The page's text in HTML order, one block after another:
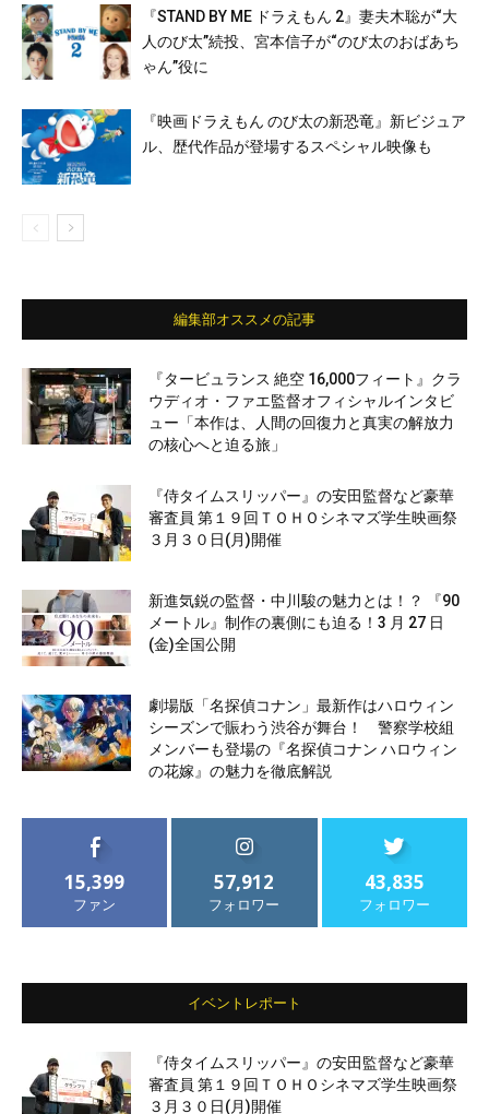
『STAND BY ME ドラえもん 2』妻夫木聡が“大
人のび太”続投、宮本信子が“のび太のおばあち
ゃん”役に
『映画ドラえもん のび太の新恐竜』新ビジュア
ル、歴代作品が登場するスペシャル映像も
編集部オススメの記事
『タービュランス 絶空 16,000フィート』クラ
ウディオ・ファエ監督オフィシャルインタビ
ュー「本作は、人間の回復力と真実の解放力
の核心へと迫る旅」
『侍タイムスリッパー』の安田監督など豪華
審査員 第１９回ＴＯＨＯシネマズ学生映画祭
３月３０日(月)開催
新進気鋭の監督・中川駿の魅力とは！？ 『90
メートル』制作の裏側にも迫る！3 月 27 日
(金)全国公開
劇場版「名探偵コナン」最新作はハロウィン
シーズンで賑わう渋谷が舞台！ 警察学校組
メンバーも登場の『名探偵コナン ハロウィン
の花嫁』の魅力を徹底解説
15,399
ファン
57,912
フォロワー
43,835
フォロワー
イベントレポート
『侍タイムスリッパー』の安田監督など豪華
審査員 第１９回ＴＯＨＯシネマズ学生映画祭
３月３０日(月)開催